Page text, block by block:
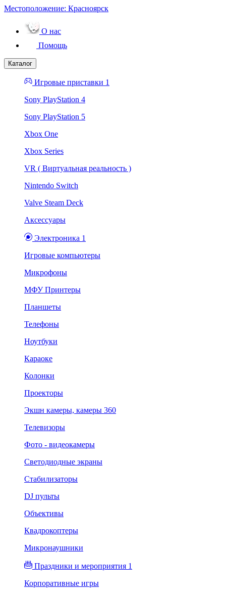
Местоположение: Красноярск
О нас
Помощь
Каталог
Игровые приставки 1
Sony PlayStation 4
Sony PlayStation 5
Xbox One
Xbox Series
VR ( Виртуальная реальность )
Nintendo Switch
Valve Steam Deck
Аксессуары
Электроника 1
Игровые компьютеры
Микрофоны
МФУ Принтеры
Планшеты
Телефоны
Ноутбуки
Караоке
Колонки
Проекторы
Экшн камеры, камеры 360
Телевизоры
Фото - видеокамеры
Светодиодные экраны
Стабилизаторы
DJ пульты
Объективы
Квадрокоптеры
Микронаушники
Праздники и мероприятия 1
Корпоративные игры